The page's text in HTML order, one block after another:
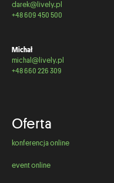
darek@lively.pl
+48 609 450 500
Michał
michal@lively.pl
+48 660 226 309
Oferta
konferencja online
event online